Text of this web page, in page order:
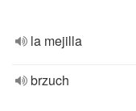
la mejilla
brzuch